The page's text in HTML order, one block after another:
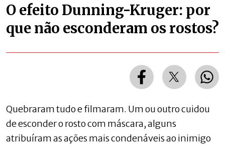
O efeito Dunning-Kruger: por
que não esconderam os rostos?
Quebraram tudo e filmaram. Um ou outro cuidou
de esconder o rosto com máscara, alguns
atribuíram as ações mais condenáveis ao inimigo